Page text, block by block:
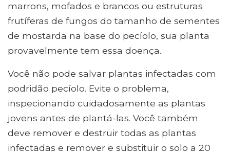
marrons, mofados e brancos ou estruturas
frutíferas de fungos do tamanho de sementes
de mostarda na base do pecíolo, sua planta
provavelmente tem essa doença.
Você não pode salvar plantas infectadas com
podridão pecíolo. Evite o problema,
inspecionando cuidadosamente as plantas
jovens antes de plantá-las. Você também
deve remover e destruir todas as plantas
infectadas e remover e substituir o solo a 20